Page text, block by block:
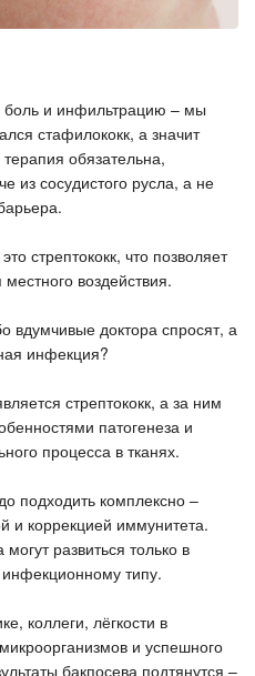
боль и инфильтрацию – мы
стафилококк, а значит
обязательна,
из сосудистого русла, а не
стрептококк, что позволяет
воздействия.
вдумчивые доктора спросят, а
инфекция?
стрептококк, а за ним
патогенеза и
процесса в тканях.
подходить комплексно –
и коррекцией иммунитета.
развиться только в
типу.
коллеги, лёгкости в
и успешного
бакпосева подтянутся –